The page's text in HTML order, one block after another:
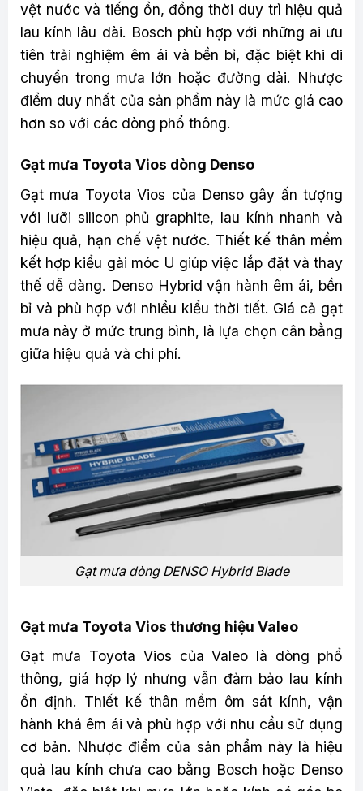
vệt nước và tiếng ồn, đồng thời duy trì hiệu quả
lau kính lâu dài. Bosch phù hợp với những ai ưu
tiên trải nghiệm êm ái và bền bỉ, đặc biệt khi di
chuyển trong mưa lớn hoặc đường dài. Nhược
điểm duy nhất của sản phẩm này là mức giá cao
hơn so với các dòng phổ thông.
Gạt mưa Toyota Vios dòng Denso
Gạt mưa Toyota Vios của Denso gây ấn tượng
với lưỡi silicon phủ graphite, lau kính nhanh và
hiệu quả, hạn chế vệt nước. Thiết kế thân mềm
kết hợp kiểu gài móc U giúp việc lắp đặt và thay
thế dễ dàng. Denso Hybrid vận hành êm ái, bền
bỉ và phù hợp với nhiều kiểu thời tiết. Giá cả gạt
mưa này ở mức trung bình, là lựa chọn cân bằng
giữa hiệu quả và chi phí.
Gạt mưa dòng DENSO Hybrid Blade
Gạt mưa Toyota Vios thương hiệu Valeo
Gạt mưa Toyota Vios của Valeo là dòng phổ
thông, giá hợp lý nhưng vẫn đảm bảo lau kính
ổn định. Thiết kế thân mềm ôm sát kính, vận
hành khá êm ái và phù hợp với nhu cầu sử dụng
cơ bản. Nhược điểm của sản phẩm này là hiệu
quả lau kính chưa cao bằng Bosch hoặc Denso